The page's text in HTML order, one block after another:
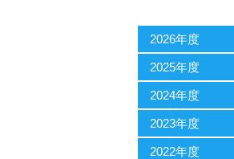
2026年度
2025年度
2024年度
2023年度
2022年度